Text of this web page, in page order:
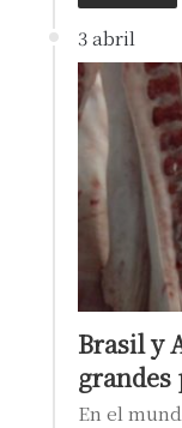
3 abril
Brasil y
grandes
En el